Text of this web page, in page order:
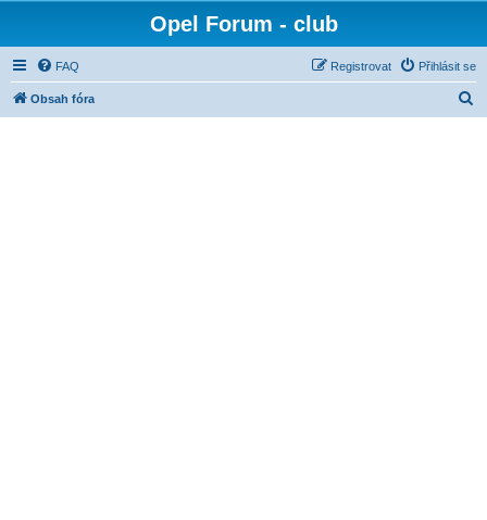
Opel Forum - club
FAQ Přihlásit se
Registrovat
Obsah fóra